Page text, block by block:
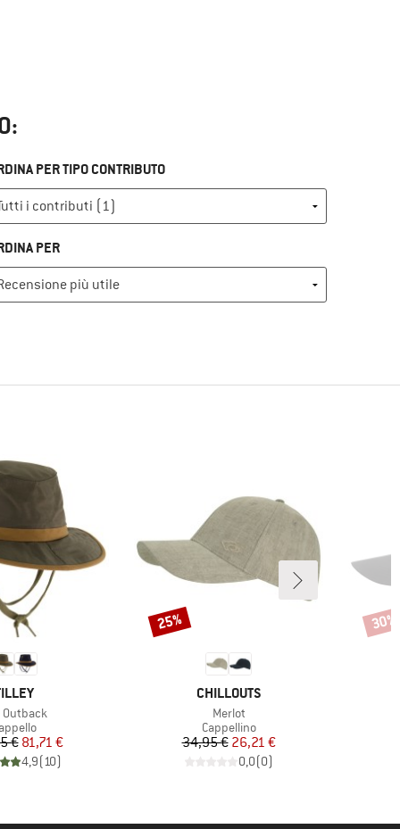
PER TIPO CONTRIBUTO
PER
Outback
di prodotti
Prezzo
€Prezzo ridotto
81,71 €
4,9( 10)
MARCHIO
CHILLOUTS
Articolo
Merlot
Gruppo di prodotti
Cappellino
Prezzo
34,95 €Prezzo ridotto
26,21 €
0,0(0)
Sconto
25% 30%